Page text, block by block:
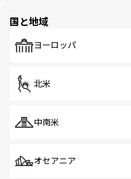
で、ホーカーズは地
国と地域
ヨーロッパ
北米
中南米
オセアニア